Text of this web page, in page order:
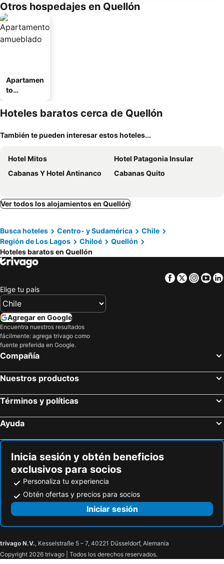
Otros hospedajes en Quellón
Apartamen
to
o
Hoteles baratos cerca de Quellón
También te pueden interesar estos hoteles...
Hotel Mitos
Hotel Patagonia Insular
Cabanas Y Hotel Antinanco
Cabanas Quito
Ver todos los alojamientos en Quellón
Busca hoteles Centro- y Sudamérica
Chile
Región de Los Lagos
Chiloé
Quellón
Hoteles baratos en Quellón
Facebook
Twitter
Elige tu país
Agregar en Google
Encuentra nuestros resultados
fácilmente: agrega trivago como
fuente preferida en Google.
Compañía
Nuestros productos
Términos y políticas
Ayuda
Inicia sesión y obtén beneficios
exclusivos para socios
Personaliza tu experiencia
Obtén ofertas y precios para socios
Iniciar sesión
trivago N.V., Kesselstraße 5 – 7, 40221 Düsseldorf, Alemania
Copyright 2026 trivago | Todos los derechos reservados.